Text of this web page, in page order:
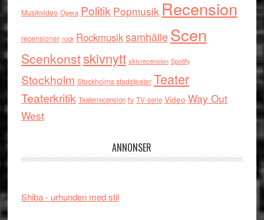
Musikvideo Opera Politik Popmusik Recension
recensioner rock RockmusiksamhälleScen
Scenkonstskivnytt skivrecension Spotify
Stockholm Stockholms stadsteater Teater
Teaterkritik Teaterrecension tv TV-serie Video Way Out
West
ANNONSER
Shiba - urhunden med stil